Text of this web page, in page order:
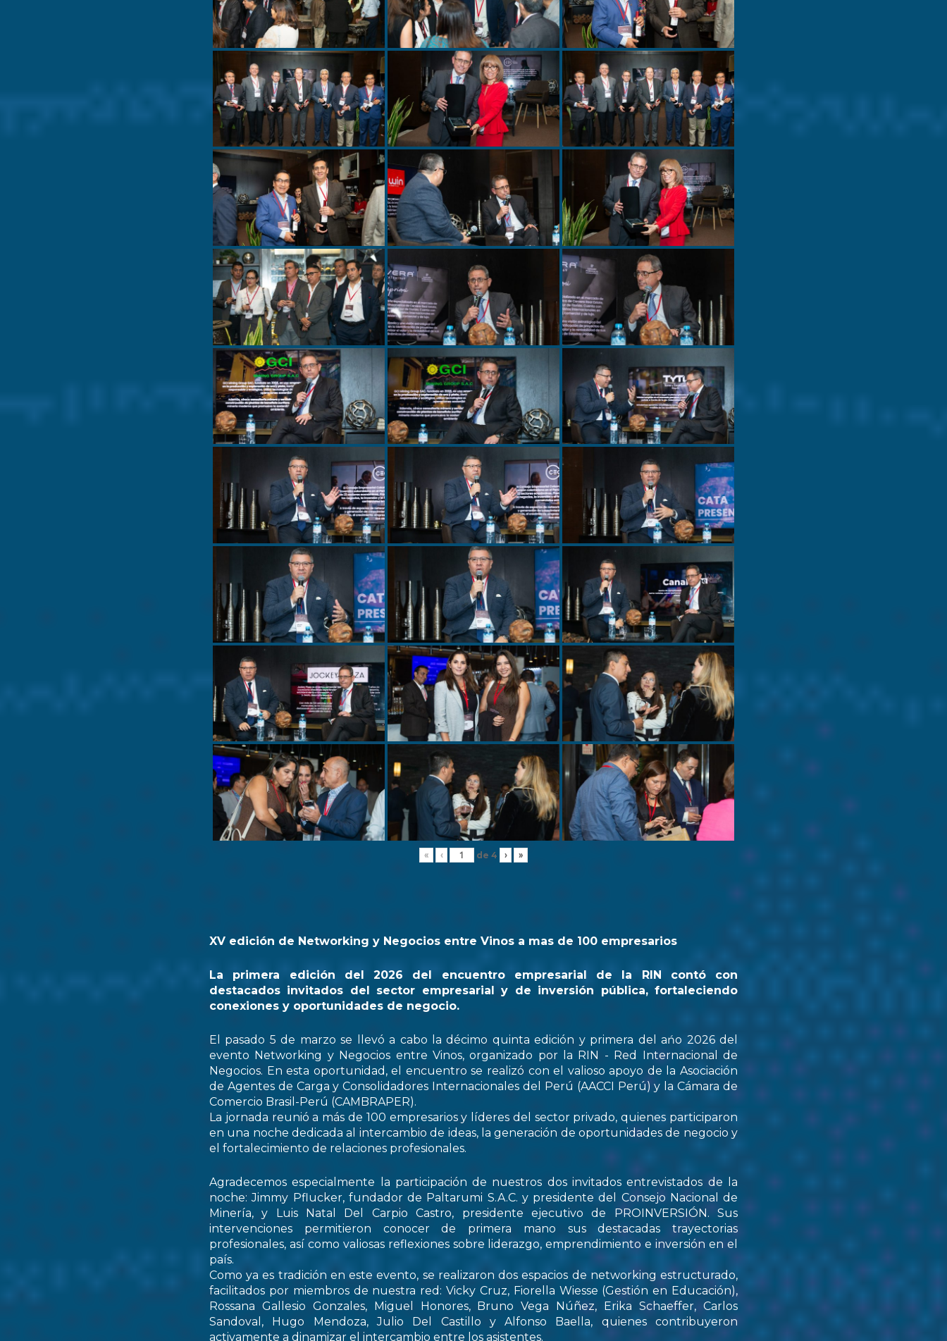
« ‹ de 4 › »
XV edición de Networking y Negocios entre Vinos a mas de 100 empresarios
La primera edición del 2026 del encuentro empresarial de la RIN contó con
destacados invitados del sector empresarial y de inversión pública, fortaleciendo
conexiones y oportunidades de negocio.
El pasado 5 de marzo se llevó a cabo la décimo quinta edición y primera del ańo 2026 del
evento Networking y Negocios entre Vinos, organizado por la RIN - Red Internacional de
Negocios. En esta oportunidad, el encuentro se realizó con el valioso apoyo de la Asociación
de Agentes de Carga y Consolidadores Internacionales del Perú (AACCI Perú) y la Cámara de
Comercio Brasil-Perú (CAMBRAPER).
La jornada reunió a más de 100 empresarios y líderes del sector privado, quienes participaron
en una noche dedicada al intercambio de ideas, la generación de oportunidades de negocio y
el fortalecimiento de relaciones profesionales.
Agradecemos especialmente la participación de nuestros dos invitados entrevistados de la
noche: Jimmy Pflucker, fundador de Paltarumi S.A.C. y presidente del Consejo Nacional de
Minería, y Luis Natal Del Carpio Castro, presidente ejecutivo de PROINVERSIÓN. Sus
intervenciones permitieron conocer de primera mano sus destacadas trayectorias
profesionales, así como valiosas reflexiones sobre liderazgo, emprendimiento e inversión en el
país.
Como ya es tradición en este evento, se realizaron dos espacios de networking estructurado,
facilitados por miembros de nuestra red: Vicky Cruz, Fiorella Wiesse (Gestión en Educación),
Rossana Gallesio Gonzales, Miguel Honores, Bruno Vega Núñez, Erika Schaeffer, Carlos
Sandoval, Hugo Mendoza, Julio Del Castillo y Alfonso Baella, quienes contribuyeron
activamente a dinamizar el intercambio entre los asistentes.